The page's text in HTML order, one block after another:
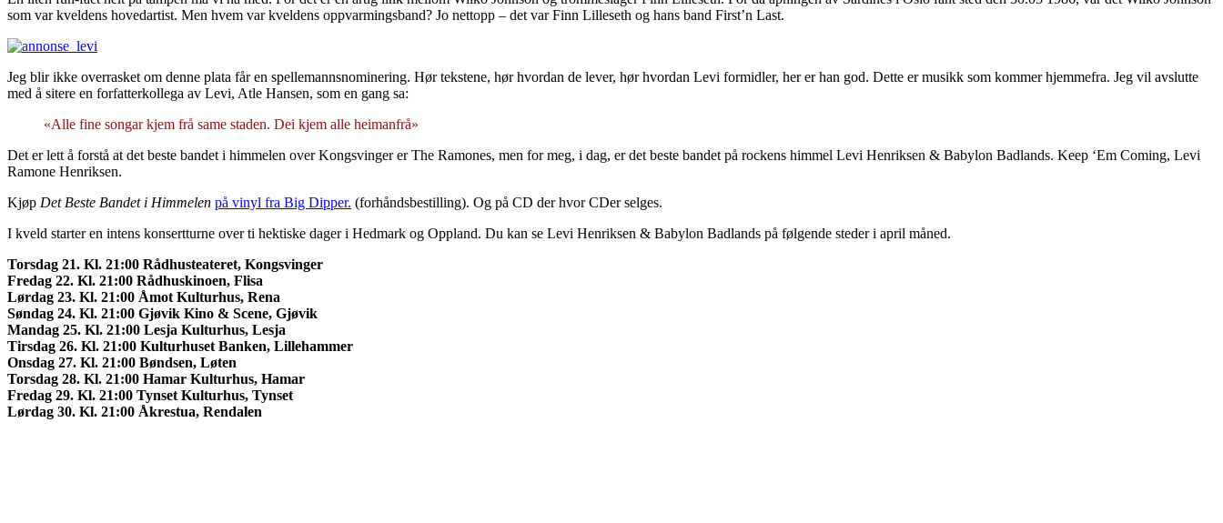
som var kveldens hovedartist. Men hvem var kveldens oppvarmingsband? Jo nettopp – det var Finn Lilleseth og hans band First’n Last.
Jeg blir ikke overrasket om denne plata får en spellemannsnominering. Hør tekstene, hør hvordan de lever, hør hvordan Levi formidler, her er han god. Dette er musikk som kommer hjemmefra. Jeg vil avslutte
med å sitere en forfatterkollega av Levi, Atle Hansen, som en gang sa:
«Alle fine songar kjem frå same staden. Dei kjem alle heimanfrå»
Det er lett å forstå at det beste bandet i himmelen over Kongsvinger er The Ramones, men for meg, i dag, er det beste bandet på rockens himmel Levi Henriksen & Babylon Badlands. Keep ‘Em Coming, Levi
Ramone Henriksen.
Kjøp Det Beste Bandet i Himmelen på vinyl fra Big Dipper. (forhåndsbestilling). Og på CD der hvor CDer selges.
I kveld starter en intens konsertturne over ti hektiske dager i Hedmark og Oppland. Du kan se Levi Henriksen & Babylon Badlands på følgende steder i april måned.
Torsdag 21. Kl. 21:00 Rådhusteateret, Kongsvinger
Fredag 22. Kl. 21:00 Rådhuskinoen, Flisa
Lørdag 23. Kl. 21:00 Åmot Kulturhus, Rena
Søndag 24. Kl. 21:00 Gjøvik Kino & Scene, Gjøvik
Mandag 25. Kl. 21:00 Lesja Kulturhus, Lesja
Tirsdag 26. Kl. 21:00 Kulturhuset Banken, Lillehammer
Onsdag 27. Kl. 21:00 Bøndsen, Løten
Torsdag 28. Kl. 21:00 Hamar Kulturhus, Hamar
Fredag 29. Kl. 21:00 Tynset Kulturhus, Tynset
Lørdag 30. Kl. 21:00 Åkrestua, Rendalen